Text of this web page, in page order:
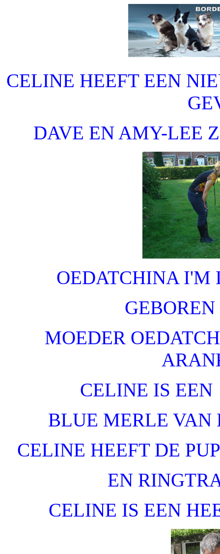
CELINE HEEFT EEN
DAVE EN AMY-LEE
OEDATCHINA I'M
MOEDER
CELINE IS
BLUE MERLE VAN
CELINE HEEFT DE
EN
CELINE IS EEN